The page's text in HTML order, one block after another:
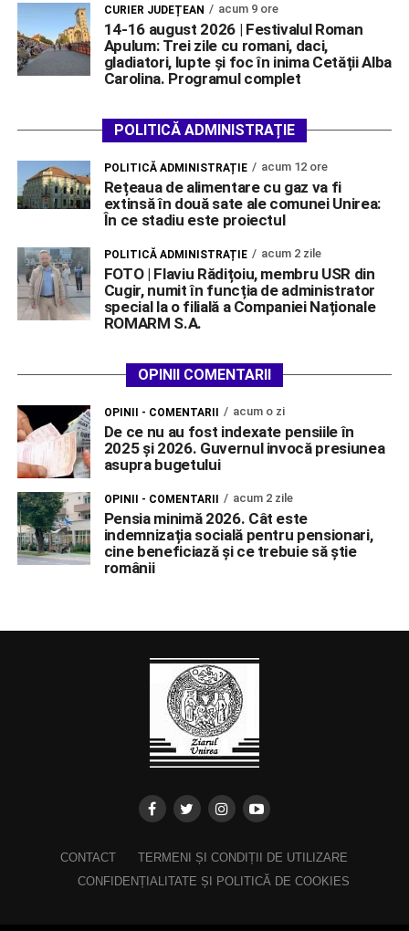
CURIER JUDEȚEAN acum 9 ore
14-16 august 2026 | Festivalul Roman
Apulum: Trei zile cu romani, daci,
gladiatori, lupte și foc în inima Cetății Alba
Carolina. Programul complet
POLITICĂ ADMINISTRAȚIE
POLITICĂ ADMINISTRAȚIE acum 12 ore
Rețeaua de alimentare cu gaz va fi
extinsă în două sate ale comunei Unirea:
În ce stadiu este proiectul
POLITICĂ ADMINISTRAȚIE acum 2 zile
FOTO | Flaviu Rădițoiu, membru USR din
Cugir, numit în funcția de administrator
special la o filială a Companiei Naționale
ROMARM S.A.
OPINII COMENTARII
OPINII - COMENTARII acum o zi
De ce nu au fost indexate pensiile în
2025 și 2026. Guvernul invocă presiunea
asupra bugetului
OPINII - COMENTARII acum 2 zile
Pensia minimă 2026. Cât este
indemnizația socială pentru pensionari,
cine beneficiază și ce trebuie să știe
românii
CONTACT
TERMENI ȘI CONDIȚII DE UTILIZARE
CONFIDENȚIALITATE ȘI POLITICĂ DE COOKIES